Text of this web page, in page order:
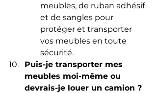
meubles, de ruban adhésif
et de sangles pour
protéger et transporter
vos meubles en toute
sécurité.
Puis-je transporter mes
meubles moi-même ou
devrais-je louer un camion ?